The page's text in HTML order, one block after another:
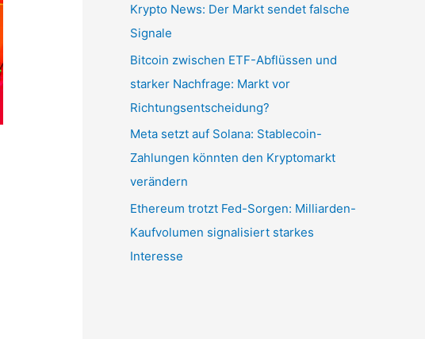
Krypto News: Der Markt sendet falsche
Signale
Bitcoin zwischen ETF-Abflüssen und
starker Nachfrage: Markt vor
Richtungsentscheidung?
Meta setzt auf Solana: Stablecoin-
Zahlungen könnten den Kryptomarkt
verändern
Ethereum trotzt Fed-Sorgen: Milliarden-
Kaufvolumen signalisiert starkes
Interesse